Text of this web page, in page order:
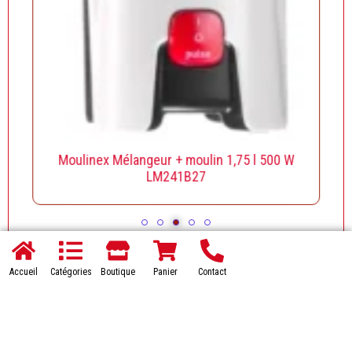
Accueil Catégories Boutique Panier Contact
Moulinex Mélangeur + moulin 1,75 l 500 W
LM241B27